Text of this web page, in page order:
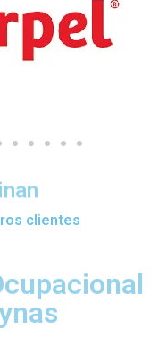
clientes